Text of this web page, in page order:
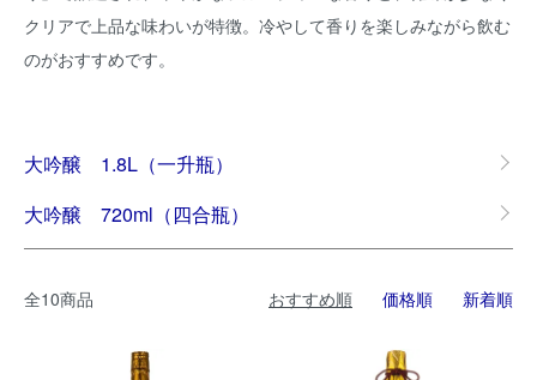
クリアで上品な味わいが特徴。冷やして香りを楽しみながら飲む
のがおすすめです。
グループ一覧
大吟醸 1.8L（一升瓶）
大吟醸 720ml（四合瓶）
全10商品 おすすめ順 価格順 新着順